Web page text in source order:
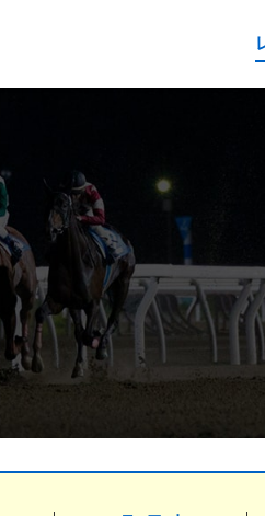
データル
騎
坂路
遠征
番組